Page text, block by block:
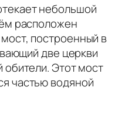
небольшой
расположен
построенный в
две церкви
обители. Этот мост
частью водяной